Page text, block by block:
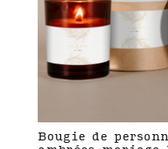
Bougie de